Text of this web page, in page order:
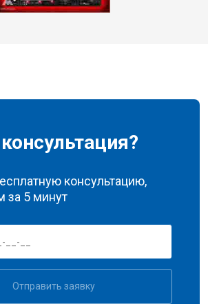
консультацию,
за 5 минут
Отправить заявку